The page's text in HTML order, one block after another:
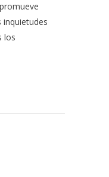
inquietudes
los